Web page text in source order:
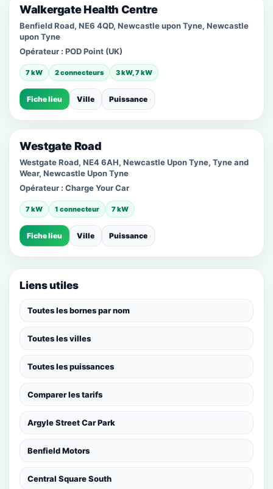
Walkergate Health Centre
Benfield Road, NE6 4QD, Newcastle upon Tyne, Newcastle
upon Tyne
Opérateur : POD Point (UK)
7 kW 2 connecteurs 3 kW, 7 kW
Fiche lieu Ville Puissance
Westgate Road
Westgate Road, NE4 6AH, Newcastle Upon Tyne, Tyne and
Wear, Newcastle Upon Tyne
Opérateur : Charge Your Car
7 kW 1 connecteur 7 kW
Fiche lieu Ville Puissance
Liens utiles
Toutes les bornes par nom
Toutes les villes
Toutes les puissances
Comparer les tarifs
Argyle Street Car Park
Benfield Motors
Central Square South